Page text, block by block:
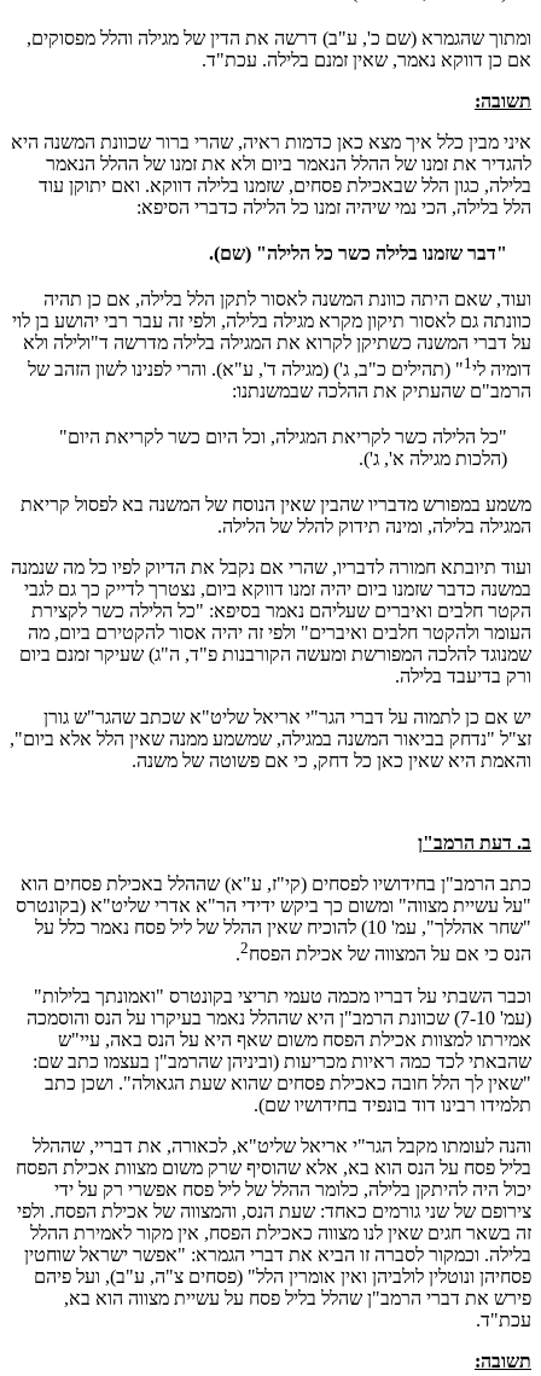
ומתוך שהגמרא (שם כ', ע"ב) דרשה את הדין של מגילה והלל מפסוקים,
אם כן דווקא נאמר, שאין זמנם בלילה. עכת"ד.
תשובה:
איני מבין כלל איך מצא כאן כדמות ראיה, שהרי ברור שכוונת המשנה היא
להגדיר את זמנו של ההלל הנאמר ביום ולא את זמנו של ההלל הנאמר
בלילה, כגון הלל שבאכילת פסחים, שזמנו בלילה דווקא. ואם יתוקן עוד
הלל בלילה, הכי נמי שיהיה זמנו כל הלילה כדברי הסיפא:
"דבר שזמנו בלילה כשר כל הלילה" (שם).
ועוד, שאם היתה כוונת המשנה לאסור לתקן הלל בלילה, אם כן תהיה
כוונתה גם לאסור תיקון מקרא מגילה בלילה, ולפי זה עבר רבי יהושע בן לוי
על דברי המשנה כשתיקן לקרוא את המגילה בלילה מדרשה ד"ולילה ולא
דומיה לי 1" (תהילים כ"ב, ג') (מגילה ד', ע"א). והרי לפנינו לשון הזהב של
הרמב"ם שהעתיק את ההלכה שבמשנתנו:
"כל הלילה כשר לקריאת המגילה, וכל היום כשר לקריאת היום"
(הלכות מגילה א', ג').
משמע במפורש מדבריו שהבין שאין הנוסח של המשנה בא לפסול קריאת
המגילה בלילה, ומינה תידוק להלל של הלילה.
ועוד תיובתא חמורה לדבריו, שהרי אם נקבל את הדיוק לפיו כל מה שנמנה
במשנה כדבר שזמנו ביום יהיה זמנו דווקא ביום, נצטרך לדייק כך גם לגבי
הקטר חלבים ואיברים שעליהם נאמר בסיפא: "כל הלילה כשר לקצירת
העומר ולהקטר חלבים ואיברים" ולפי זה יהיה אסור להקטירם ביום, מה
שמנוגד להלכה המפורשת ומעשה הקורבנות פ"ד, ה"ג) שעיקר זמנם ביום
ורק בדיעבד בלילה.
יש אם כן לתמוה על דברי הגר"י אריאל שליט"א שכתב שהגר"ש גורן
זצ"ל "נדחק בביאור המשנה במגילה, שמשמע ממנה שאין הלל אלא ביום",
והאמת היא שאין כאן כל דחק, כי אם פשוטה של משנה.
ב. דעת הרמב"ן
כתב הרמב"ן בחידושיו לפסחים (קי"ז, ע"א) שההלל באכילת פסחים הוא
"על עשיית מצווה" ומשום כך ביקש ידידי הר"א אדרי שליט"א (בקונטרס
"שחר אהללך", עמ' 10) להוכיח שאין ההלל של ליל פסח נאמר כלל על
הנס כי אם על המצווה של אכילת הפסח2
.
וכבר השבתי על דבריו מכמה טעמי תריצי בקונטרס "ואמונתך בלילות"
(עמ' 7-10) שכוונת הרמב"ן היא שההלל נאמר בעיקרו על הנס והוסמכה
אמירתו למצוות אכילת הפסח משום שאף היא על הנס באה, עיי"ש
שהבאתי לכד כמה ראיות מכריעות (וביניהן שהרמב"ן בעצמו כתב שם:
"שאין לך הלל חובה כאכילת פסחים שהוא שעת הגאולה". ושכן כתב
תלמידו רבינו דוד בונפיד בחידושיו שם).
והנה לעומתו מקבל הגר"י אריאל שליט"א, לכאורה, את דבריי, שההלל
בליל פסח על הנס הוא בא, אלא שהוסיף שרק משום מצוות אכילת הפסח
יכול היה להיתקן בלילה, כלומר ההלל של ליל פסח אפשרי רק על ידי
צירופם של שני גורמים כאחד: שעת הנס, והמצווה של אכילת הפסח. ולפי
זה בשאר חגים שאין לנו מצווה כאכילת הפסח, אין מקור לאמירת ההלל
בלילה. וכמקור לסברה זו הביא את דברי הגמרא: "אפשר ישראל שוחטין
פסחיהן ונוטלין לולביהן ואין אומרין הלל" (פסחים צ"ה, ע"ב), ועל פיהם
פירש את דברי הרמב"ן שהלל בליל פסח על עשיית מצווה הוא בא,
עכת"ד.
תשובה: